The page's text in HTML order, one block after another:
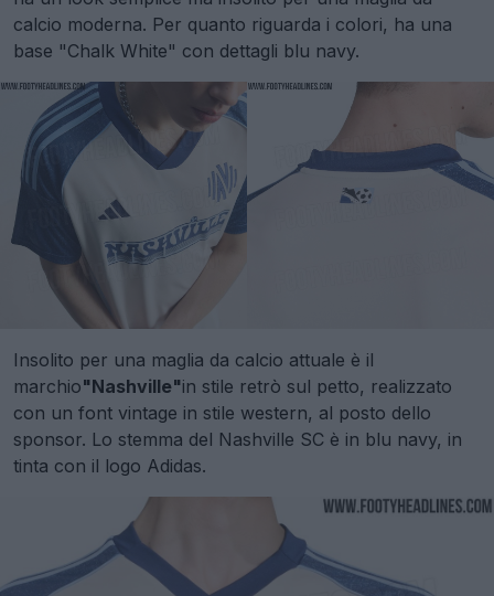
calcio moderna. Per quanto riguarda i colori, ha una
base "Chalk White" con dettagli blu navy.
Insolito per una maglia da calcio attuale è il
marchio"Nashville"in stile retrò sul petto, realizzato
con un font vintage in stile western, al posto dello
sponsor. Lo stemma del Nashville SC è in blu navy, in
tinta con il logo Adidas.